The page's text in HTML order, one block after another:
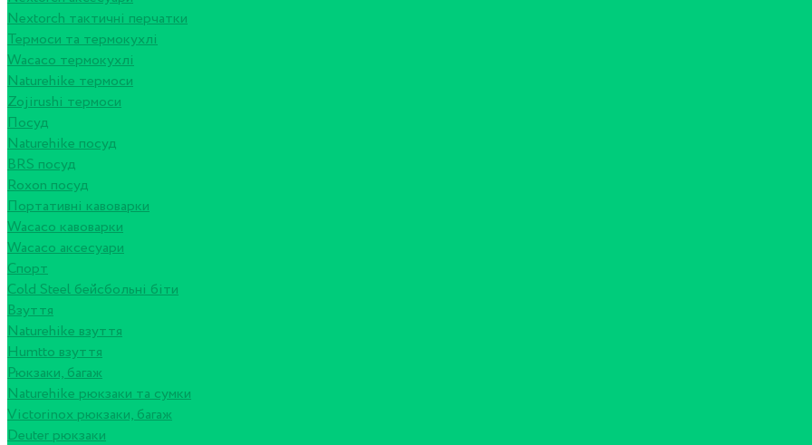
Nextorch тактичні перчатки
Термоси та термокухлі
Wacaco термокухлі
Naturehike термоси
Zojirushi термоси
Посуд
Naturehike посуд
BRS посуд
Roxon посуд
Портативні кавоварки
Wacaco кавоварки
Wacaco аксесуари
Спорт
Cold Steel бейсбольні біти
Взуття
Naturehike взуття
Humtto взуття
Рюкзаки, багаж
Naturehike рюкзаки та сумки
Victorinox рюкзаки, багаж
Deuter рюкзаки